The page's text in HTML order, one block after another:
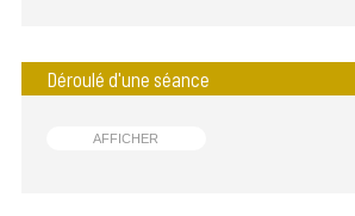
Déroulé d'une séance
AFFICHER